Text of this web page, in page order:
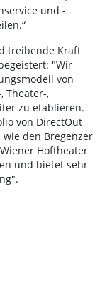
und -
treibende Kraft
"Wir
von
Theater-,
zu etablieren.
von DirectOut
den Bregenzer
Hoftheater
und bietet sehr